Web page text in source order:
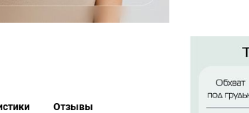
Отзывы